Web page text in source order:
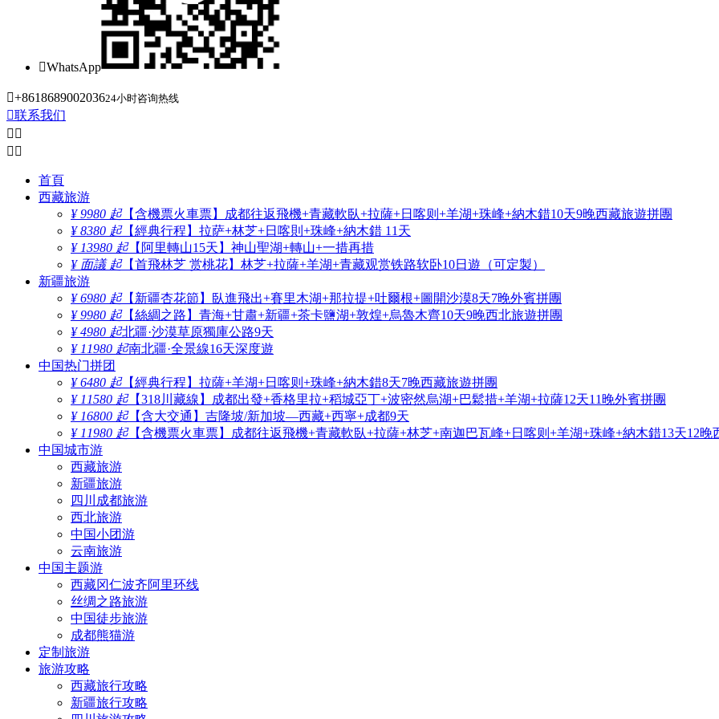
WhatsApp
+861868900203624小时咨询热线
联系我们
 
 
首頁
西藏旅游
¥ 9980 起【含機票火車票】成都往返飛機+青藏軟臥+拉薩+日喀则+羊湖+珠峰+納木錯10天9晚西藏旅遊拼團
¥ 8380 起【經典行程】拉萨+林芝+日喀則+珠峰+納木錯 11天
¥ 13980 起【阿里轉山15天】神山聖湖+轉山+一措再措
¥ 面議 起【首飛林芝 赏桃花】林芝+拉薩+羊湖+青藏观赏铁路软卧10日遊（可定製）
新疆旅游
¥ 6980 起【新疆杏花節】臥進飛出+賽里木湖+那拉提+吐爾根+圖開沙漠8天7晚外賓拼團
¥ 9980 起【絲綢之路】青海+甘肅+新疆+茶卡鹽湖+敦煌+烏魯木齊10天9晚西北旅遊拼團
¥ 4980 起北疆·沙漠草原獨庫公路9天
¥ 11980 起南北疆·全景線16天深度遊
中国热门拼团
¥ 6480 起【經典行程】拉薩+羊湖+日喀则+珠峰+納木錯8天7晚西藏旅遊拼團
¥ 11580 起【318川藏線】成都出發+香格里拉+稻城亞丁+波密然烏湖+巴鬆措+羊湖+拉薩12天11晚外賓拼團
¥ 16800 起【含大交通】吉隆坡/新加坡—西藏+西寧+成都9天
¥ 11980 起【含機票火車票】成都往返飛機+青藏軟臥+拉薩+林芝+南迦巴瓦峰+日喀则+羊湖+珠峰+納木錯13天12晚
中国城市游
西藏旅游
新疆旅游
四川成都旅游
西北旅游
中国小团游
云南旅游
中国主题游
西藏冈仁波齐阿里环线
丝绸之路旅游
中国徒步旅游
成都熊猫游
定制旅游
旅游攻略
西藏旅行攻略
新疆旅行攻略